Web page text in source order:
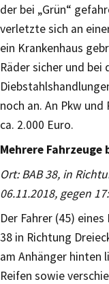
der bei „Grün“
verletzte sich an
ein Krankenhaus
Räder sicher und
noch an. An Pkw
ca. 2.000 Euro.
Mehrere Fahrzeuge
Ort: BAB 38, in
06.11.2018, gegen
Der Fahrer (45)
38 in Richtung
am Anhänger hinten
Reifen sowie